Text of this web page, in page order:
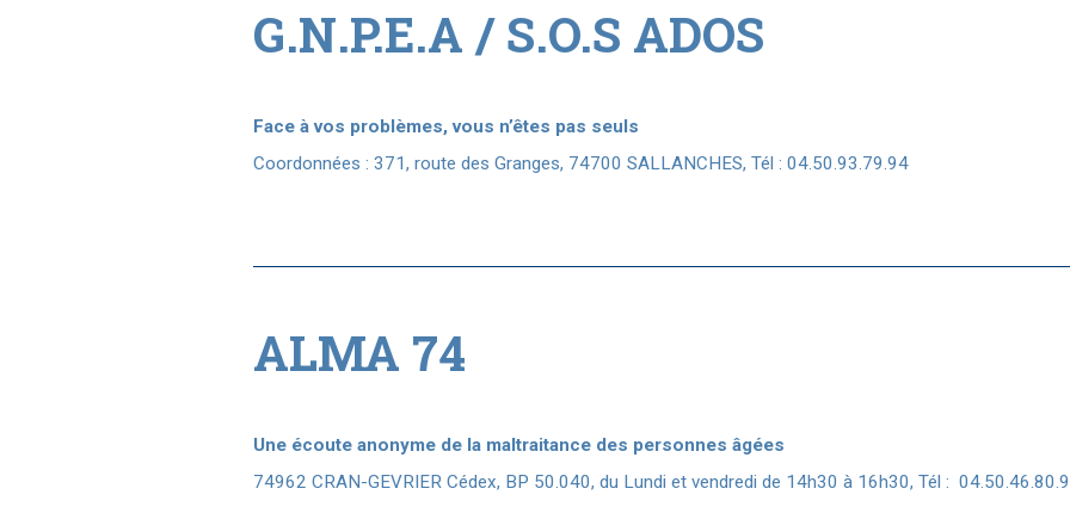
G.N.P.E.A / S.O.S ADOS
Face à vos problèmes, vous n’êtes pas seuls
Coordonnées : 371, route des Granges, 74700 SALLANCHES, Tél : 04.50.93.79.94
ALMA 74
Une écoute anonyme de la maltraitance des personnes âgées
74962 CRAN-GEVRIER Cédex, BP 50.040, du Lundi et vendredi de 14h30 à 16h30, Tél :